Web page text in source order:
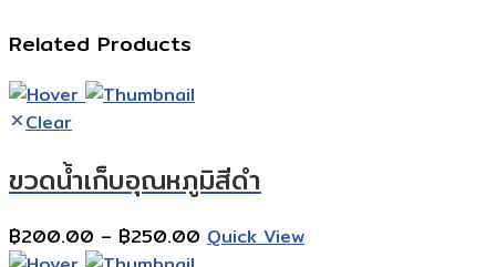
Related Products
Clear
ขวดน้ำเก็บอุณหภูมิสีดำ
฿200.00 – ฿250.00 Price
Quick View